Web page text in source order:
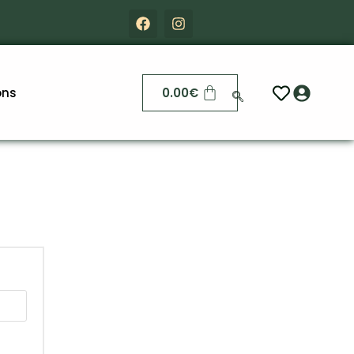
0.00€